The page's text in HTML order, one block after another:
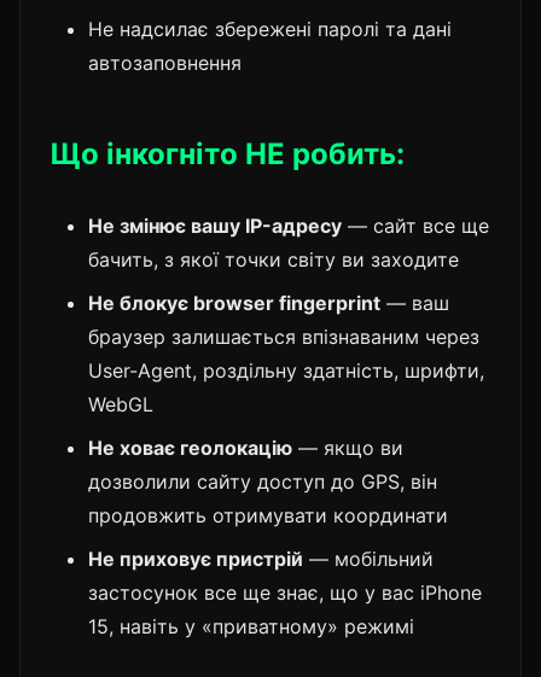
Не надсилає збережені паролі та дані
автозаповнення
Що інкогніто НЕ робить:
Не змінює вашу IP-адресу — сайт все ще
бачить, з якої точки світу ви заходите
Не блокує browser fingerprint — ваш
браузер залишається впізнаваним через
User-Agent, роздільну здатність, шрифти,
WebGL
Не ховає геолокацію — якщо ви
дозволили сайту доступ до GPS, він
продовжить отримувати координати
Не приховує пристрій — мобільний
застосунок все ще знає, що у вас iPhone
15, навіть у «приватному» режимі